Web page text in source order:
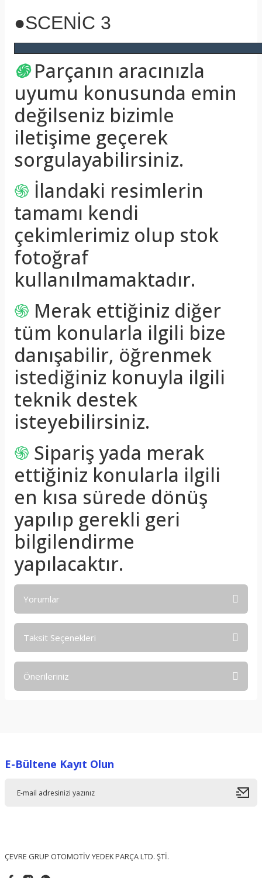
●SCENİC 3
֍ Parçanın aracınızla
uyumu konusunda emin
değilseniz bizimle
iletişime geçerek
sorgulayabilirsiniz.
֍ İlandaki resimlerin
tamamı kendi
çekimlerimiz olup stok
fotoğraf
kullanılmamaktadır.
֍ Merak ettiğiniz diğer
tüm konularla ilgili bize
danışabilir, öğrenmek
istediğiniz konuyla ilgili
teknik destek
isteyebilirsiniz.
֍ Sipariş yada merak
ettiğiniz konularla ilgili
en kısa sürede dönüş
yapılıp gerekli geri
bilgilendirme
yapılacaktır.
Yorumlar
Taksit Seçenekleri
Önerileriniz
Ürün resmi kalitesiz, bozuk veya görüntülenemiyor.
E-Bültene Kayıt Olun
ÇEVRE GRUP OTOMOTİV YEDEK PARÇA LTD. ŞTİ.